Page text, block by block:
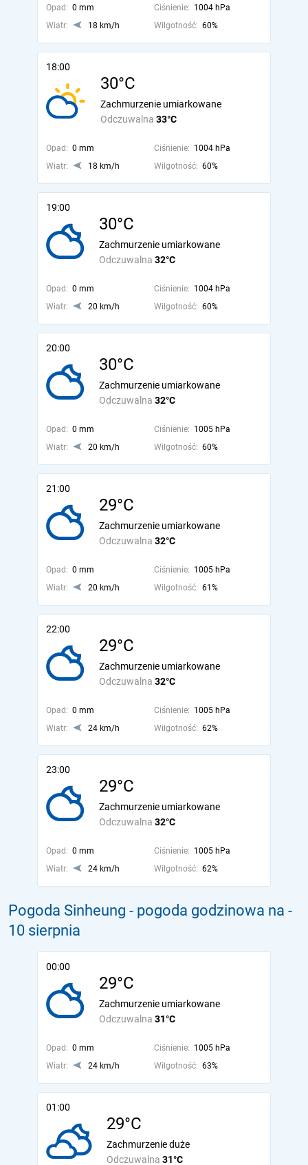
Opad: 0 mm Ciśnienie: 1004 hPa
Wiatr:
18 km/h Wilgotność: 60%
18:00
30°C
Odczuwalna 33°C
Zachmurzenie umiarkowane
Opad: 0 mm Ciśnienie: 1004 hPa
Wiatr:
18 km/h Wilgotność: 60%
19:00
30°C
Odczuwalna 32°C
Zachmurzenie umiarkowane
Opad: 0 mm Ciśnienie: 1004 hPa
Wiatr:
20 km/h Wilgotność: 60%
20:00
30°C
Odczuwalna 32°C
Zachmurzenie umiarkowane
Opad: 0 mm Ciśnienie: 1005 hPa
Wiatr:
20 km/h Wilgotność: 60%
21:00
29°C
Odczuwalna 32°C
Zachmurzenie umiarkowane
Opad: 0 mm Ciśnienie: 1005 hPa
Wiatr:
20 km/h Wilgotność: 61%
22:00
29°C
Odczuwalna 32°C
Zachmurzenie umiarkowane
Opad: 0 mm Ciśnienie: 1005 hPa
Wiatr:
24 km/h Wilgotność: 62%
23:00
29°C
Odczuwalna 32°C
Zachmurzenie umiarkowane
Opad: 0 mm Ciśnienie: 1005 hPa
Wiatr:
24 km/h Wilgotność: 62%
Pogoda Sinheung - pogoda godzinowa na -
10 sierpnia
00:00
29°C
Odczuwalna 31°C
Zachmurzenie umiarkowane
Opad: 0 mm Ciśnienie: 1005 hPa
Wiatr:
24 km/h Wilgotność: 63%
01:00
29°C
Odczuwalna 31°C
Zachmurzenie duże